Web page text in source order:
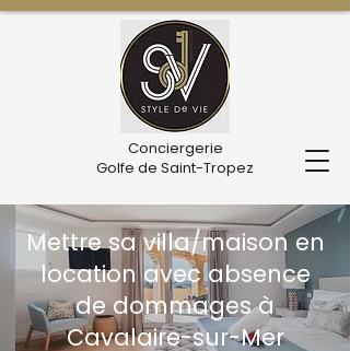
Conciergerie
Golfe de Saint-Tropez
Mettre sa villa/maison en
location avec absence
de dommages à
Cavalaire-sur-Mer